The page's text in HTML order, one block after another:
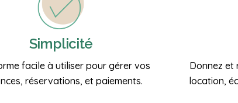
Simplicité
facile à utiliser pour gérer vos
réservations, et paiements.
Donnez et
location,